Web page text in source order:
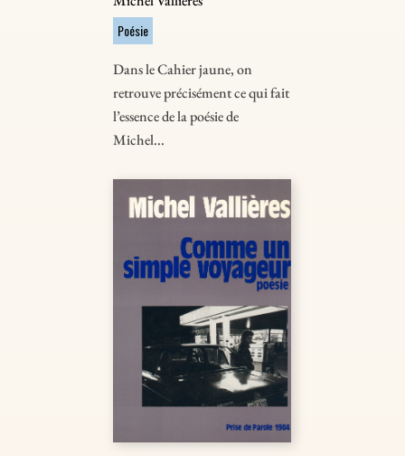
Poésie
Dans le Cahier jaune, on
retrouve précisément ce qui fait
l’essence de la poésie de
Michel...